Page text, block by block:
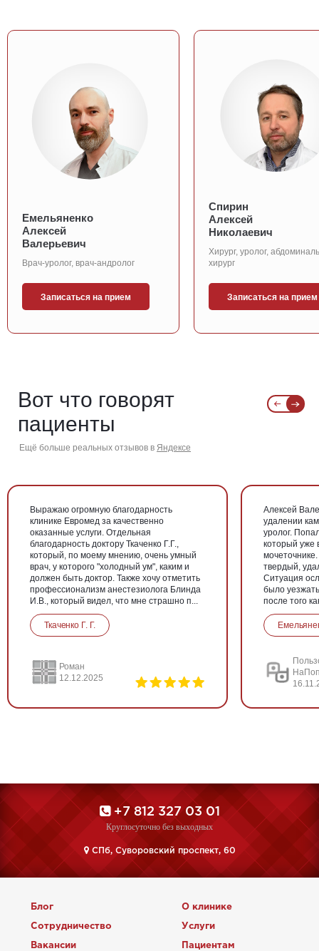
Емельяненко
Алексей
Валерьевич
Врач-уролог, врач-андролог
Записаться на прием
Спирин
Алексей
Николаевич
Хирург, уролог,
хирург
Записаться на прием
Вот что говорят
пациенты
Ещё больше реальных отзывов в Яндексе
Выражаю огромную благодарность
клинике Евромед за качественно
оказанные услуги. Отдельная
благодарность доктору Ткаченко Г.Г.,
который, по моему мнению, очень умный
врач, у которого "холодный ум", каким и
должен быть доктор. Также хочу отметить
профессионализм анестезиолога Блинда
И.В., который видел, что мне страшно п...
Ткаченко Г. Г.
Роман
12.12.2025
Алексей
удалении
уролог.
который уже
твердый,
Ситуация
было
после того
+7 812 327 03 01
Круглосуточно без выходных
CПб, Суворовский проспект, 60
Блог О клинике
Сотрудничество Услуги
Вакансии Пациентам